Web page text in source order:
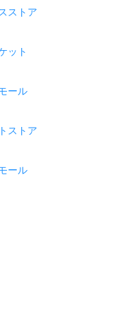
ストア
ット
ール
ストア
ール